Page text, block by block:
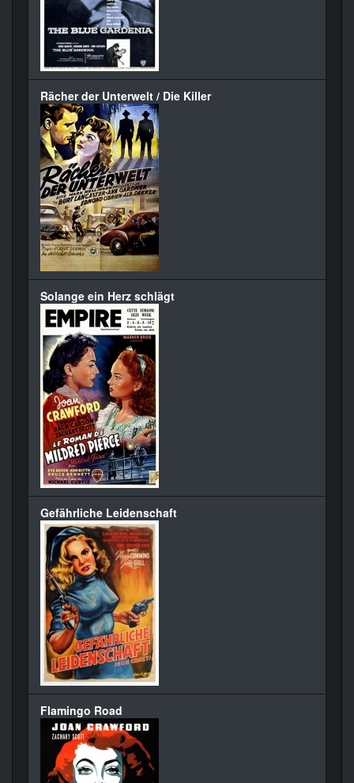
Rächer der Unterwelt / Die Killer
Solange ein Herz schlägt
Gefährliche Leidenschaft
Flamingo Road